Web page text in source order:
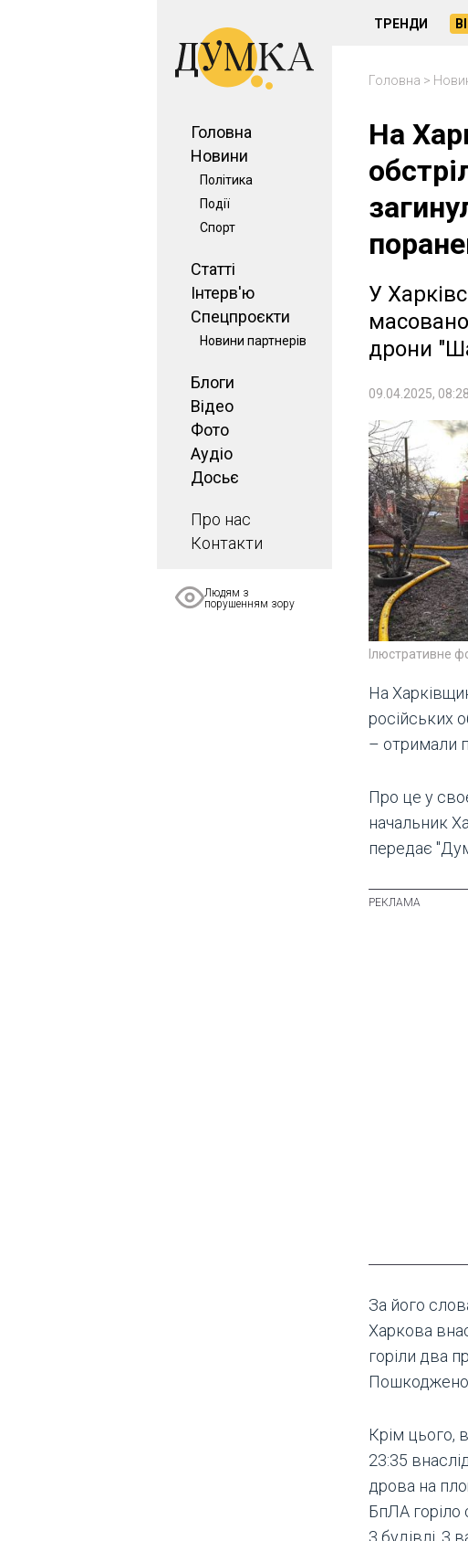
Головна
Новини
Політика
Події
Спорт
Статті
Інтерв'ю
Спецпроєкти
Новини партнерів
Блоги
Відео
Фото
Аудіо
Досьє
Про нас
Контакти
Людям з
порушенням зору
ТРЕНДИ
Головна >
На
У
дрони
09.04.2025, 08:28
Ілюстративне
На
російських
– отримали
Про це у
начальник
передає
За його
Харкова
горіли два
Пошкоджено
Крім цього,
23:35
дрова на
БпЛА